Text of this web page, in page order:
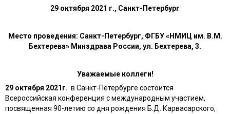
29 октября 2021 г., Санкт-Петербург
Место проведения: Санкт-Петербург, ФГБУ «НМИЦ им. В.М.
Бехтерева» Минздрава России, ул. Бехтерева, 3.
Уважаемые коллеги!
29 октября 2021г. в Санкт-Петербурге состоится
Всероссийская конференция с международным участием,
посвященная 90-летию со дня рождения Б.Д. Карвасарского,